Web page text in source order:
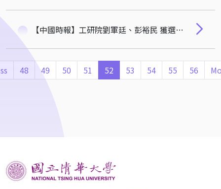
【中國時報】工研院劉軍廷、彭裕民 獲選科技管理學會院士-張元杰老師
48 49 50 51 52 53 54 55 56